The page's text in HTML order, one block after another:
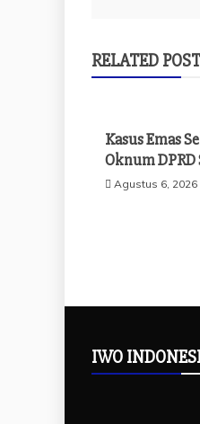
RELATED
Kasus Emas
Oknum
Agustus 6, 2026
IWO